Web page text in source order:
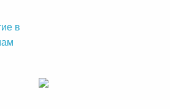
в